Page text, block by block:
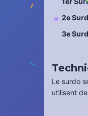
2e
3e
Le surdo
utilisent